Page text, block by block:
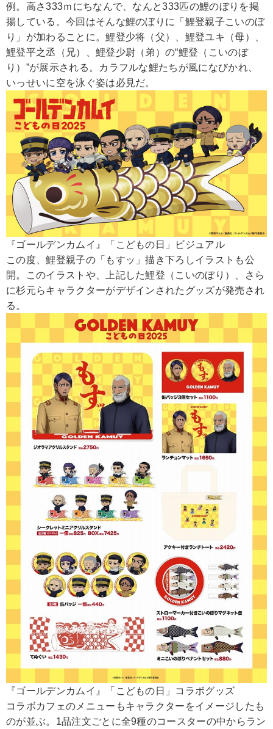
例。高さ333ｍにちなんで、なんと333匹の鯉のぼりを掲
揚している。今回はそんな鯉のぼりに「鯉登親子こいのぼ
り」が加わることに。鯉登少将（父）、鯉登ユキ（母）、
鯉登平之丞（兄）、鯉登少尉（弟）の“鯉登（こいのぼ
り）”が展示される。カラフルな鯉たちが風になびかれ、
いっせいに空を泳ぐ姿は必見だ。
『ゴールデンカムイ』「こどもの日」ビジュアル
この度、鯉登親子の「もすッ」描き下ろしイラストも公
開。このイラストや、上記した鯉登（こいのぼり）、さら
に杉元らキャラクターがデザインされたグッズが発売され
る。
『ゴールデンカムイ』「こどもの日」コラボグッズ
コラボカフェのメニューもキャラクターをイメージしたも
のが並ぶ。1品注文ごとに全9種のコースターの中からラン